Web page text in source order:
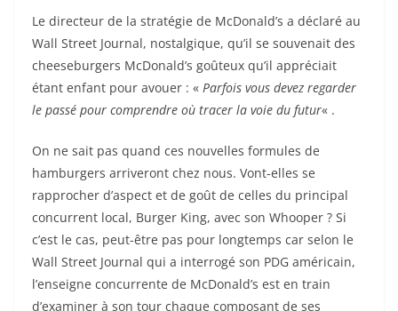
Le directeur de la stratégie de McDonald’s a déclaré au
Wall Street Journal, nostalgique, qu’il se souvenait des
cheeseburgers McDonald’s goûteux qu’il appréciait
étant enfant pour avouer : « Parfois vous devez regarder
le passé pour comprendre où tracer la voie du futur« .
On ne sait pas quand ces nouvelles formules de
hamburgers arriveront chez nous. Vont-elles se
rapprocher d’aspect et de goût de celles du principal
concurrent local, Burger King, avec son Whooper ? Si
c’est le cas, peut-être pas pour longtemps car selon le
Wall Street Journal qui a interrogé son PDG américain,
l’enseigne concurrente de McDonald’s est en train
d’examiner à son tour chaque composant de ses